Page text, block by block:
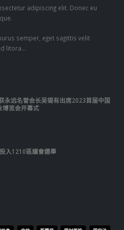
adipiscing elit. Donec eu
semper, eget sagittis velit
litora…
永远名誉会长吴锡有出席2023首届中国
博览会开幕式
入1210區議會選舉